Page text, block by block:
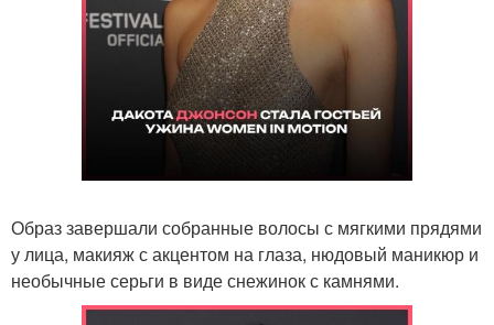
Образ завершали собранные волосы с мягкими прядями
у лица, макияж с акцентом на глаза, нюдовый маникюр и
необычные серьги в виде снежинок с камнями.